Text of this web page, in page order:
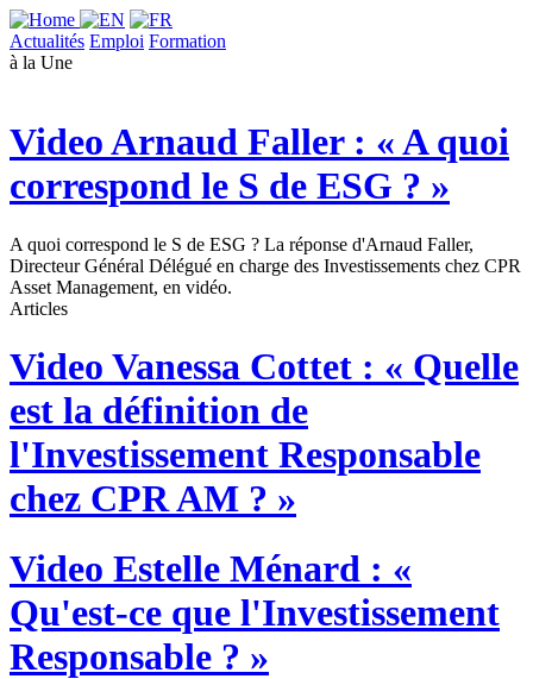
Actualités Emploi Formation
à la Une
VideoArnaud Faller : « A quoi
correspond le S de ESG ? »
A quoi correspond le S de ESG ? La réponse d'Arnaud Faller,
Directeur Général Délégué en charge des Investissements chez CPR
Asset Management, en vidéo.
Articles
Video Vanessa Cottet : « Quelle
est la définition de
l'Investissement Responsable
chez CPR AM ? »
Video Estelle Ménard : «
Qu'est-ce que l'Investissement
Responsable ? »